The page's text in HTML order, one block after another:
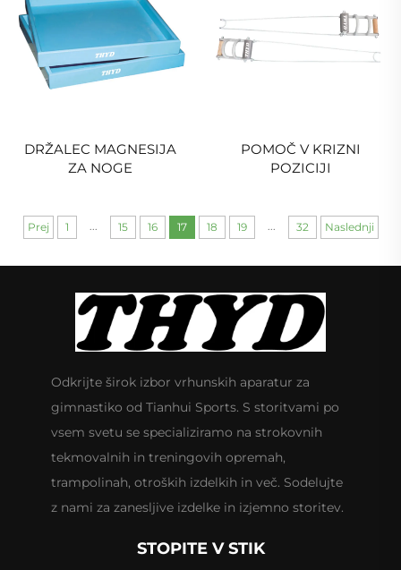
DRŽALEC MAGNESIJA
ZA NOGE
POMOČ V KRIZNI
POZICIJI
Prej 1 15 16 17 18 19 32 Naslednji
Odkrijte širok izbor vrhunskih aparatur za
gimnastiko od Tianhui Sports. S storitvami po
vsem svetu se specializiramo na strokovnih
tekmovalnih in treningovih opremah,
trampolinah, otroških izdelkih in več. Sodelujte
z nami za zanesljive izdelke in izjemno storitev.
STOPITE V STIK